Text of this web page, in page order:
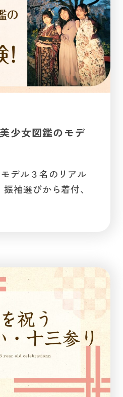
少女図鑑のモデ
デル３名のリアル
袖選びから着付、